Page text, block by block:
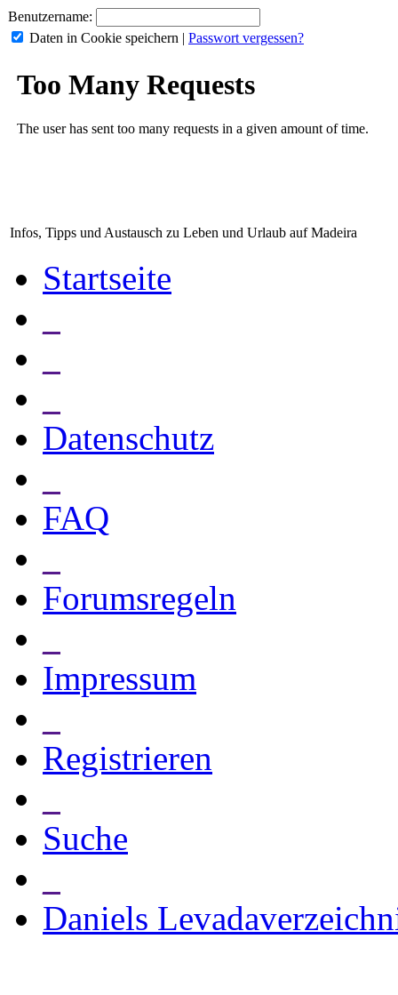
Benutzername:
Daten in Cookie speichern | Passwort vergessen?
Infos, Tipps und Austausch zu Leben und Urlaub auf Madeira
Startseite
Datenschutz
FAQ
Forumsregeln
Impressum
Registrieren
Suche
Daniels